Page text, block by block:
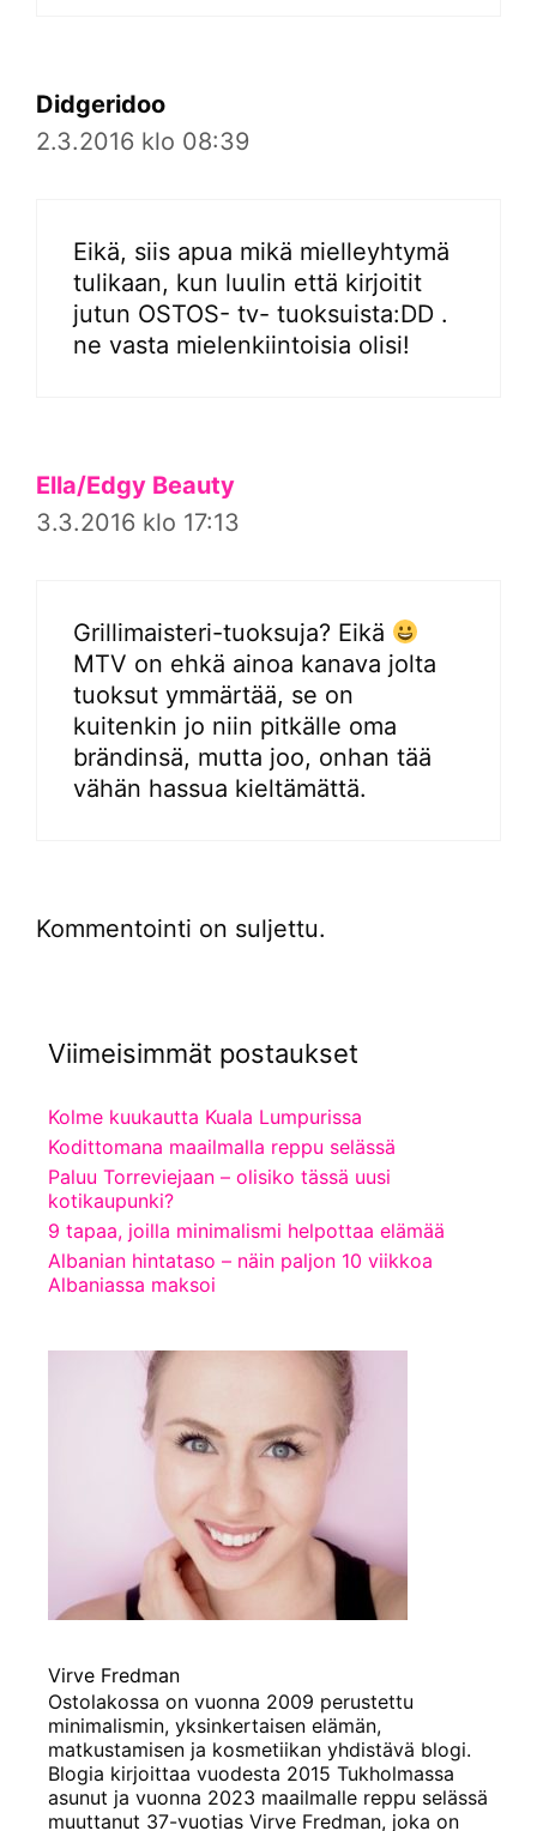
Didgeridoo
2.3.2016 klo 08:39
Eikä, siis apua mikä mielleyhtymä
tulikaan, kun luulin että kirjoitit
jutun OSTOS- tv- tuoksuista:DD .
ne vasta mielenkiintoisia olisi!
Ella/Edgy Beauty
3.3.2016 klo 17:13
Grillimaisteri-tuoksuja? Eikä
MTV on ehkä ainoa kanava jolta
tuoksut ymmärtää, se on
kuitenkin jo niin pitkälle oma
brändinsä, mutta joo, onhan tää
vähän hassua kieltämättä.
Kommentointi on suljettu.
Viimeisimmät postaukset
Kolme kuukautta Kuala Lumpurissa
Kodittomana maailmalla reppu selässä
Paluu Torreviejaan – olisiko tässä uusi
kotikaupunki?
9 tapaa, joilla minimalismi helpottaa elämää
Albanian hintataso – näin paljon 10 viikkoa
Albaniassa maksoi
Virve Fredman
Ostolakossa on vuonna 2009 perustettu
minimalismin, yksinkertaisen elämän,
matkustamisen ja kosmetiikan yhdistävä blogi.
Blogia kirjoittaa vuodesta 2015 Tukholmassa
asunut ja vuonna 2023 maailmalle reppu selässä
muuttanut 37-vuotias Virve Fredman, joka on